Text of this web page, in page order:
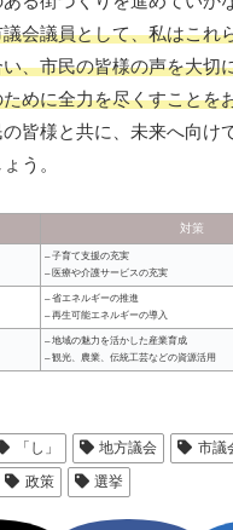
議会議員として、私はこれ
、市民の皆様の声を大切
めに全力を尽くすことを
皆様と共に、未来へ向け
う。
対策
– 子育て支援の充実
– 医療や介護サービスの充実
– 省エネルギーの推進
– 再生可能エネルギーの導入
– 地域の魅力を活かした産業育成
– 観光、農業、伝統工芸などの資源活用
「し」 地方議会
市議
政策 選挙